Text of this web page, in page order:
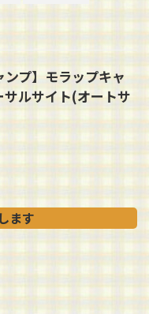
ンプ】モラップキャ
サルサイト(オートサ
ます